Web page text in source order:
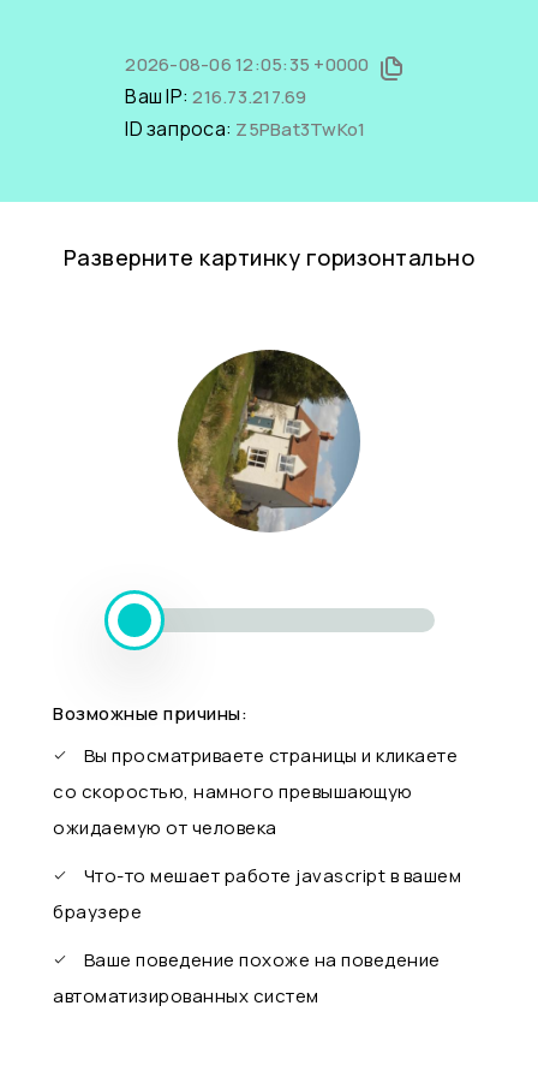
2026-08-06 12:05:35 +0000
Ваш IP:216.73.217.69
ID запроса: Z5PBat3TwKo1
Разверните картинку горизонтально
Возможные причины:
Вы просматриваете страницы и кликаете
со скоростью, намного превышающую
ожидаемую от человека
Что-то мешает работе javascript в вашем
браузере
Ваше поведение похоже на поведение
автоматизированных систем